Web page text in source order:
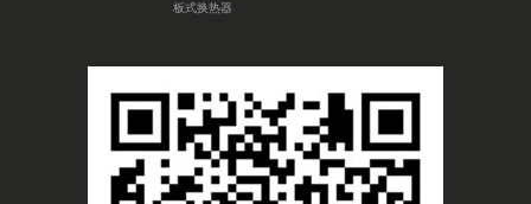
板式换热器